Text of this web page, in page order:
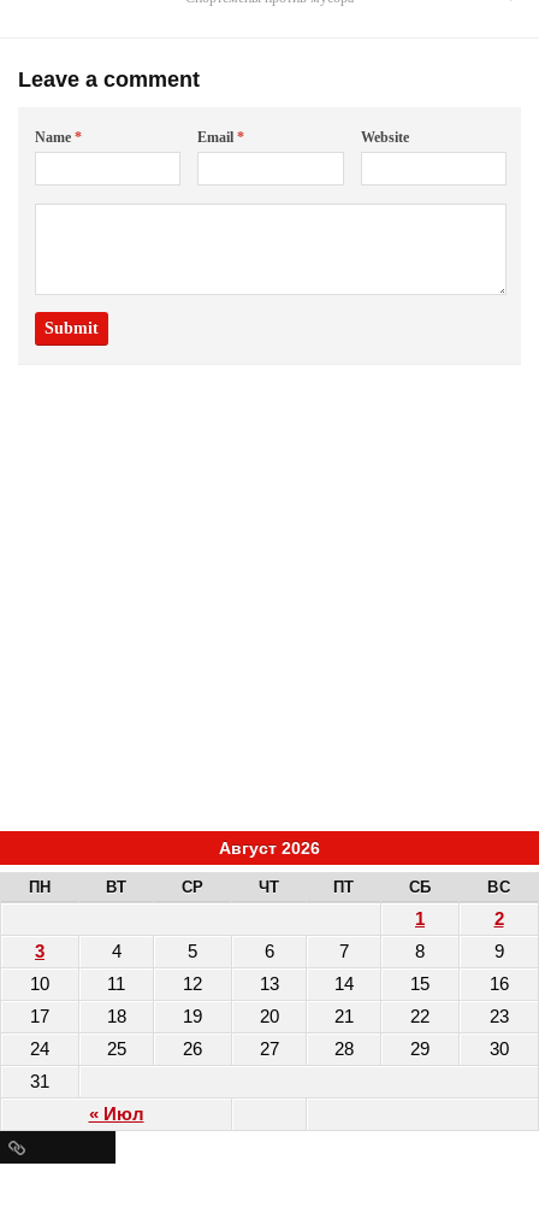
Leave a comment
Name * Email* Website
Август 2026
ПН ВТ СР ЧТ ПТ СБ ВС
« Июл
1
2
3
4 5 6 7 8
9
10
11 12 13 14 15
16
17
18 19 20 21 22
23
24
25 26 27 28 29
30
31